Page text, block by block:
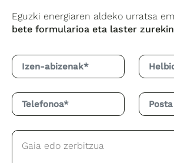
bete formularioa eta laster zurekin